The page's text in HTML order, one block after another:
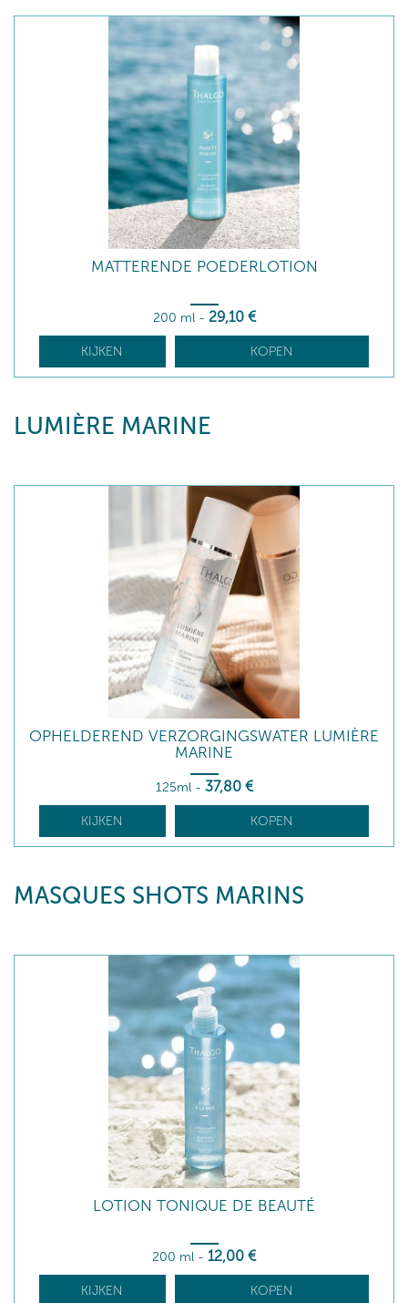
MATTERENDE POEDERLOTION
200 ml - 29,10 €
KIJKEN KOPEN
LUMIÈRE MARINE
OPHELDEREND VERZORGINGSWATER LUMIÈRE
MARINE
125ml - 37,80 €
KIJKEN KOPEN
MASQUES SHOTS MARINS
LOTION TONIQUE DE BEAUTÉ
200 ml - 12,00 €
KIJKEN KOPEN